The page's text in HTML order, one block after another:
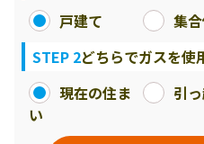
戸建て
集
STEP 2どちらでガスを使
現在の住ま
い
引